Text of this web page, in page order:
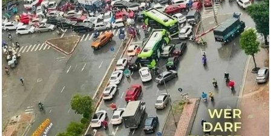
Hell Freezes Over...
Anzeige